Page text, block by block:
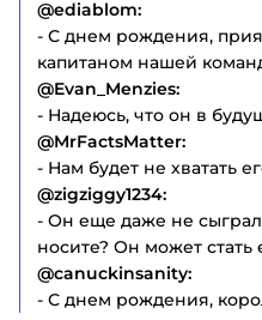
@ediablom:
- С днем рождения,
капитаном нашей
@Evan_Menzies:
- Надеюсь, что он в
@MrFactsMatter:
- Нам будет не хватать
@zigziggy1234:
- Он еще даже не
носите? Он может
@canuckinsanity:
- С днем рождения,